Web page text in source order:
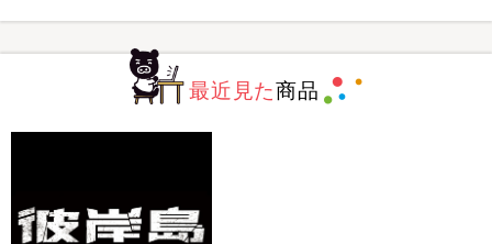
最近見た商品